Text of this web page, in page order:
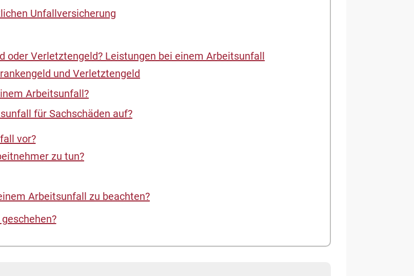
Unfallversicherung
oder Verletztengeld? Leistungen bei einem Arbeitsunfall
und Verletztengeld
Arbeitsunfall?
für Sachschäden auf?
vor?
zu tun?
Arbeitsunfall zu beachten?